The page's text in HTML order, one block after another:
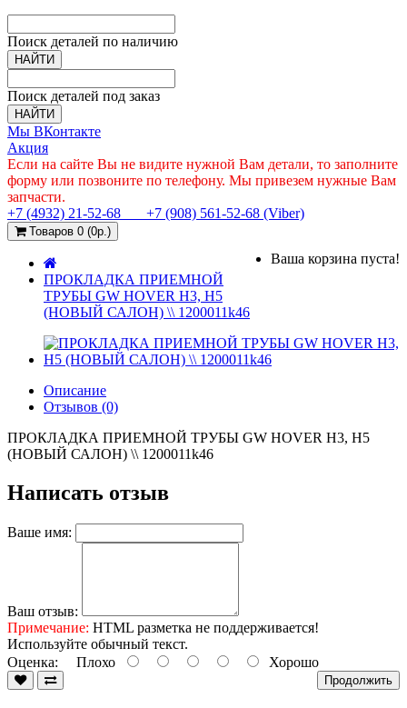
Поиск деталей по наличию
НАЙТИ
Поиск деталей под заказ
НАЙТИ
Мы ВКонтакте
Акция
Если на сайте Вы не видите нужной Вам детали, то заполните
форму или позвоните по телефону. Мы привезем нужные Вам
запчасти.
+7 (4932) 21-52-68
+7 (908) 561-52-68 (Viber)
Товаров 0 (0р.)
Ваша корзина пуста!
ПРОКЛАДКА ПРИЕМНОЙ
ТРУБЫ GW HOVER H3, H5
(НОВЫЙ САЛОН) \\ 1200011k46
Описание
Отзывов (0)
ПРОКЛАДКА ПРИЕМНОЙ ТРУБЫ GW HOVER H3, H5
(НОВЫЙ САЛОН) \\ 1200011k46
Написать отзыв
Ваше имя:
Ваш отзыв:
Примечание: HTML разметка не поддерживается!
Используйте обычный текст.
Оценка: Плохо Хорошо
Продолжить